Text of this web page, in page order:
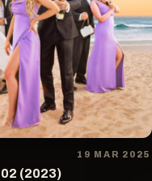
19 MAR 2025
(2023)